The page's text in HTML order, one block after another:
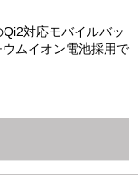
対応モバイルバッ
ムイオン電池採用で